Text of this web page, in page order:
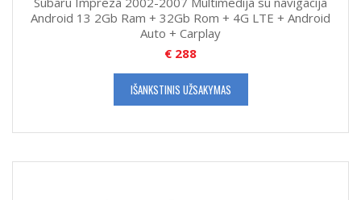
Android 13 2Gb Ram + 32Gb Rom + 4G LTE + Android
Auto + Carplay
€ 288
IŠANKSTINIS UŽSAKYMAS